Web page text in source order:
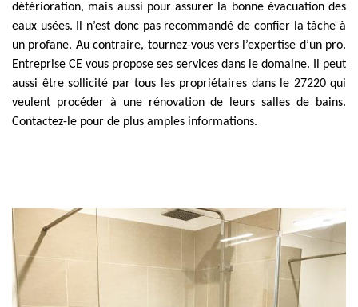
détérioration, mais aussi pour assurer la bonne évacuation des
eaux usées. Il n’est donc pas recommandé de confier la tâche à
un profane. Au contraire, tournez-vous vers l’expertise d’un pro.
Entreprise CE vous propose ses services dans le domaine. Il peut
aussi être sollicité par tous les propriétaires dans le 27220 qui
veulent procéder à une rénovation de leurs salles de bains.
Contactez-le pour de plus amples informations.